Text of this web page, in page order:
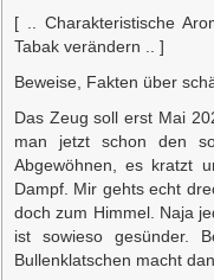
[ .. Charakteristische
Tabak verändern .. ]
Beweise, Fakten über
Das Zeug soll erst Mai
man jetzt schon den
Abgewöhnen, es kratzt
Dampf. Mir gehts echt
doch zum Himmel. Naja
ist sowieso gesünder.
Bullenklatschen macht